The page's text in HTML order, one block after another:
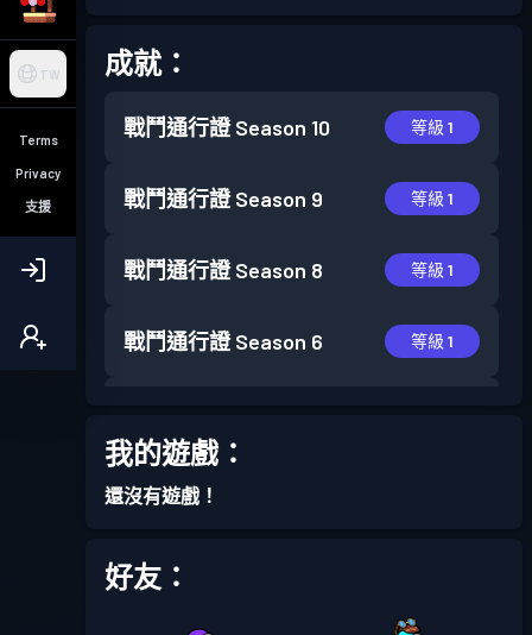
TW
Terms
Privacy
支援
成就：
戰鬥通行證 Season 10 等級 1
戰鬥通行證 Season 9 等級 1
戰鬥通行證 Season 8 等級 1
戰鬥通行證 Season 6 等級 1
戰鬥通行證
戰鬥通行證
戰鬥通行證 等級 4
我的遊戲：
還沒有遊戲！
好友：